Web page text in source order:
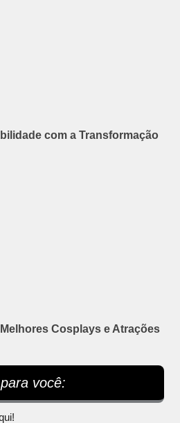
com a Transformação
Cosplays e Atrações
você: